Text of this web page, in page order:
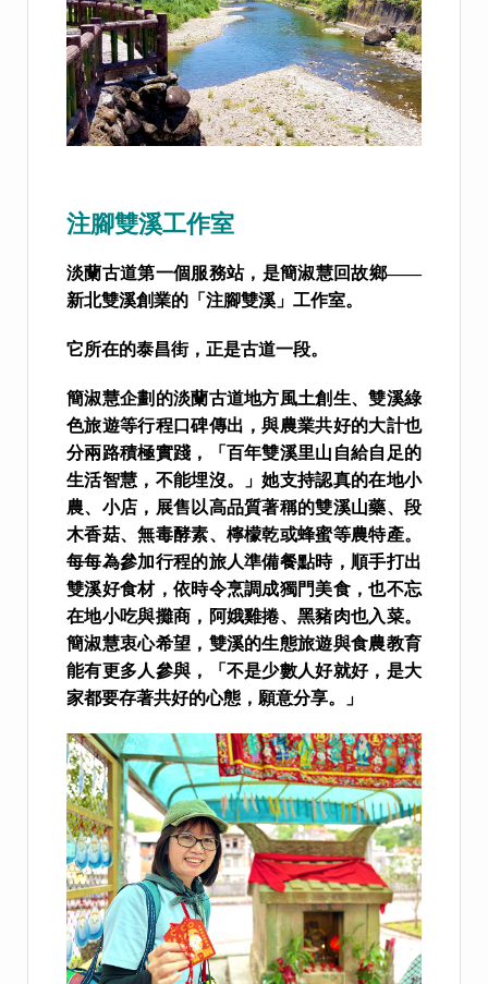
注腳雙溪工作室
淡蘭古道第一個服務站，是簡淑慧回故鄉——
新北雙溪創業的「注腳雙溪」工作室。
它所在的泰昌街，正是古道一段。
簡淑慧企劃的淡蘭古道地方風土創生、雙溪綠
色旅遊等行程口碑傳出，與農業共好的大計也
分兩路積極實踐，「百年雙溪里山自給自足的
生活智慧，不能埋沒。」她支持認真的在地小
農、小店，展售以高品質著稱的雙溪山藥、段
木香菇、無毒酵素、檸檬乾或蜂蜜等農特產。
每每為參加行程的旅人準備餐點時，順手打出
雙溪好食材，依時令烹調成獨門美食，也不忘
在地小吃與攤商，阿娥雞捲、黑豬肉也入菜。
簡淑慧衷心希望，雙溪的生態旅遊與食農教育
能有更多人參與，「不是少數人好就好，是大
家都要存著共好的心態，願意分享。」